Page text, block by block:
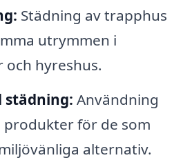
Städning av trapphus
utrymmen i
hyreshus.
städning: Användning
produkter för de som
alternativ.